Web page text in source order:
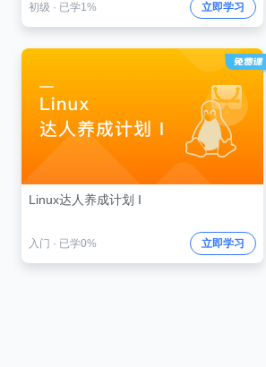
初级 · 已学1% 立即学习
Linux达人养成计划 I
入门 · 已学0% 立即学习